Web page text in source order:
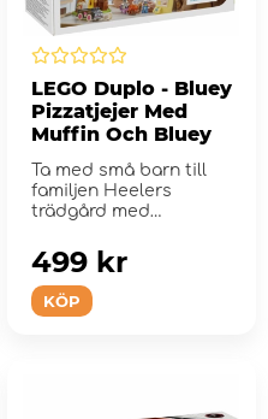
LEGO Duplo - Bluey
Pizzatjejer Med
Muffin Och Bluey
Ta med små barn till
familjen Heelers
trädgård med
Duplo B...
KÖP
499 kr